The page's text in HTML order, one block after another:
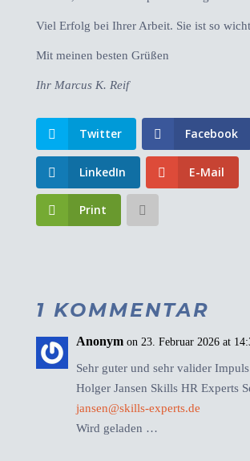
Viel Erfolg bei Ihrer Arbeit. Sie ist so
Mit meinen besten Grüßen
Ihr Marcus K. Reif
Twitter Facebook
LinkedIn E-Mail
Print
1 KOMMENTAR
Anonym on 23. Februar 2026 at
Sehr guter und sehr valider
Holger Jansen Skills HR Experts
jansen@skills-experts.de
Wird geladen …